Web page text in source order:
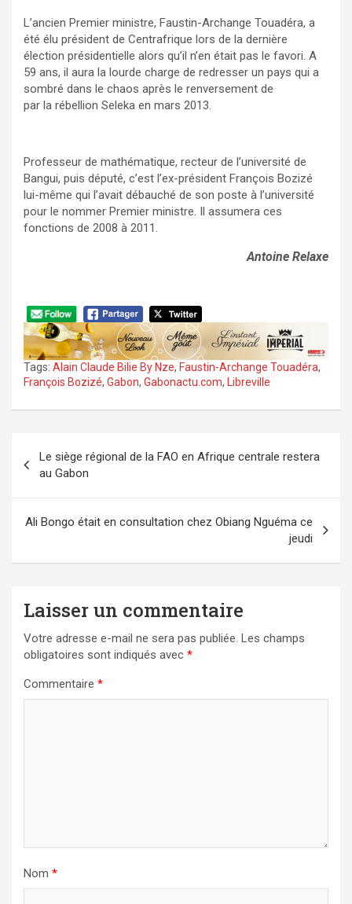
L’ancien Premier ministre, Faustin-Archange Touadéra, a
été élu président de Centrafrique lors de la dernière
élection présidentielle alors qu’il n’en était pas le favori. A
59 ans, il aura la lourde charge de redresser un pays qui a
sombré dans le chaos après le renversement de
par la rébellion Seleka en mars 2013.
Professeur de mathématique, recteur de l’université de
Bangui, puis député, c’est l’ex-président François Bozizé
lui-même qui l’avait débauché de son poste à l’université
pour le nommer Premier ministre. Il assumera ces
fonctions de 2008 à 2011.
Antoine Relaxe
Tags: Alain Claude Bilie By Nze, Faustin-Archange Touadéra,
François Bozizé, Gabon, Gabonactu.com, Libreville
de
l’article
Le siège régional de la FAO en Afrique centrale restera
au Gabon
Ali Bongo était en consultation chez Obiang Nguéma ce
jeudi
Laisser un commentaire
Votre adresse e-mail ne sera pas publiée. Les champs
obligatoires sont indiqués avec *
Commentaire *
Nom *